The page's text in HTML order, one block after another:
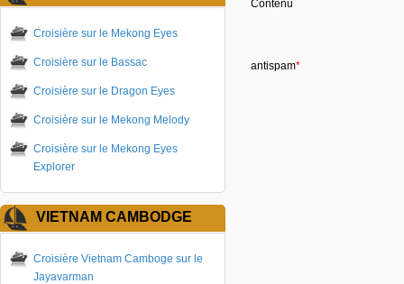
Croisière sur le Mekong Eyes
Croisière sur le Bassac
Croisière sur le Dragon Eyes
Croisière sur le Mekong Melody
Croisière sur le Mekong Eyes
Explorer
VIETNAM CAMBODGE
Croisière Vietnam Camboge sur le
Jayavarman
Contenu
antispam*